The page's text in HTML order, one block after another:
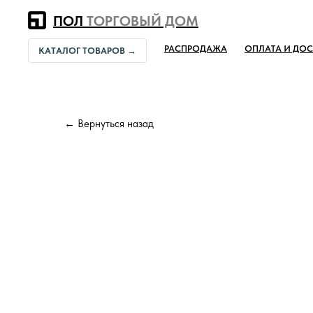
ПОЛ ТОРГОВЫЙ ДОМ
РАСПРОДАЖА
КАТАЛОГ ТОВАРОВ → ОПЛАТА И
← Вернуться назад